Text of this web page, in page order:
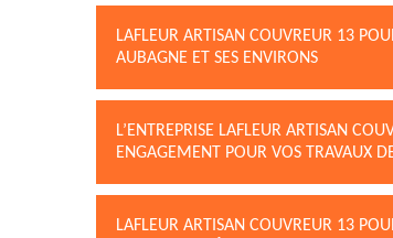
LAFLEUR ARTISAN COUVREUR 13
AUBAGNE ET SES ENVIRONS
L’ENTREPRISE LAFLEUR ARTISAN
ENGAGEMENT POUR VOS TRAVAUX
LAFLEUR ARTISAN COUVREUR 13